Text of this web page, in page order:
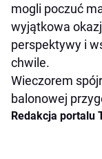
mogli poczuć
wyjątkowa
perspektywy i
chwile.
Wieczorem
balonowej
Redakcja portalu